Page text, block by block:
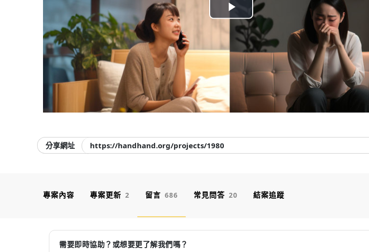
Play
Video
分享網址 https://handhand.org/projects/1980
專案內容 專案更新 2 留言 686 常見問答 20 結案追蹤
需要即時協助？或想要更了解我們嗎？